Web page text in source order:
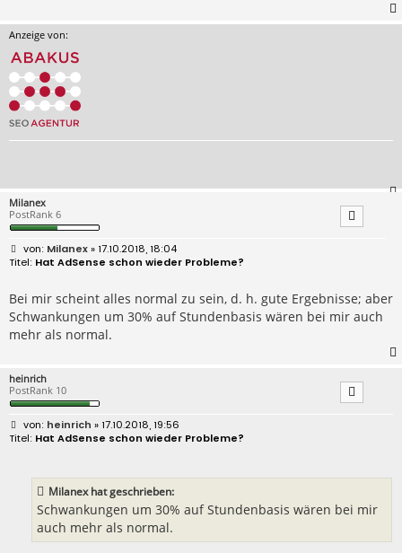
Anzeige von:
Milanex
PostRank 6
B
e
r
a
g
Milanex» 17.10.2018, 18:04
Hat AdSense schon wieder Probleme?
Bei mir scheint alles normal zu sein, d. h. gute Ergebnisse; aber
Schwankungen um 30% auf Stundenbasis wären bei mir auch
mehr als normal.
heinrich
PostRank 10
B
e
i
heinrich » 17.10.2018, 19:56
Hat AdSense schon wieder Probleme?
Milanex hat geschrieben:
Schwankungen um 30% auf Stundenbasis wären bei mir
auch mehr als normal.